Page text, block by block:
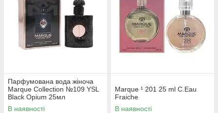
Парфумована вода жіноча
Marque Collection №109 YSL
Black Opium 25мл
В наявності
Marque ¹ 201 25 ml C.Eau
Fraiche
В наявності